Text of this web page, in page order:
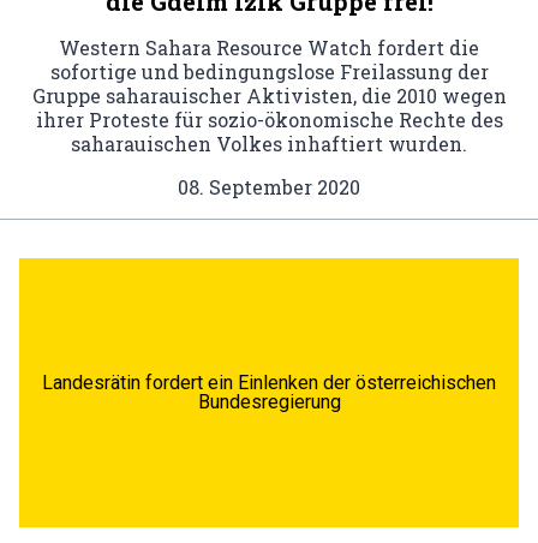
Western Sahara Resource Watch fordert die
sofortige und bedingungslose Freilassung der
Gruppe saharauischer Aktivisten, die 2010 wegen
ihrer Proteste für sozio-ökonomische Rechte des
saharauischen Volkes inhaftiert wurden.
08. September 2020
Landesrätin fordert ein Einlenken der österreichischen
Bundesregierung